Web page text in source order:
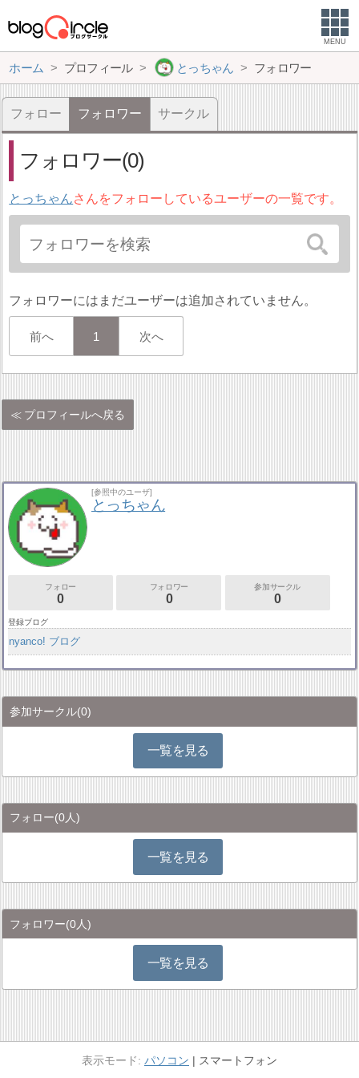
MENU
ホーム プロフィール とっちゃん フォロワー
フォロー フォロワー サークル
フォロワー(0)
とっちゃんさんをフォローしているユーザーの一覧です。
フォロワーにはまだユーザーは追加されていません。
前へ 1 次へ
プロフィールへ戻る
[参照中のユーザ]
とっちゃん
フォロー
0
フォロワー
0
参加サークル
0
登録ブログ
nyanco! ブログ
参加サークル(0)
一覧を見る
フォロー(0人)
一覧を見る
フォロワー(0人)
一覧を見る
パソコン スマートフォン